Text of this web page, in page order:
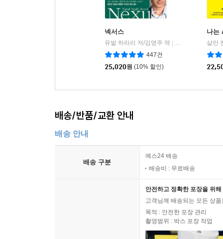
넥서스
유발 하라리 저/김명주 역
김영사
447건
25,020원 (10% 할인)
나는
살만
배송/반품/교환 안내
배송 안내
배송 구분
예스24 배송
배송비 : 무료배송
안전하고 정확한 포장을 위
고객님께 배송되는 모든 상
목적 : 안전한 포장 관리
촬영범위 : 박스 포장 작업